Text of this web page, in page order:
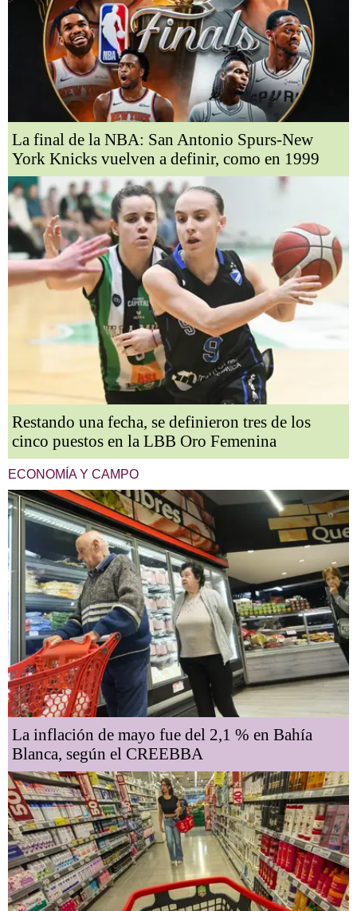
La final de la NBA: San Antonio Spurs-New
York Knicks vuelven a definir, como en 1999
Restando una fecha, se definieron tres de los
cinco puestos en la LBB Oro Femenina
ECONOMÍA Y CAMPO
La inflación de mayo fue del 2,1 % en Bahía
Blanca, según el CREEBBA